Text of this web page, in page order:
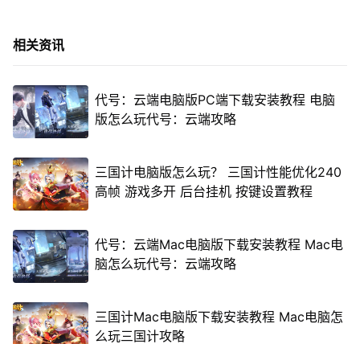
相关资讯
代号：云端电脑版PC端下载安装教程 电脑
版怎么玩代号：云端攻略
三国计电脑版怎么玩？ 三国计性能优化240
高帧 游戏多开 后台挂机 按键设置教程
代号：云端Mac电脑版下载安装教程 Mac电
脑怎么玩代号：云端攻略
三国计Mac电脑版下载安装教程 Mac电脑怎
么玩三国计攻略